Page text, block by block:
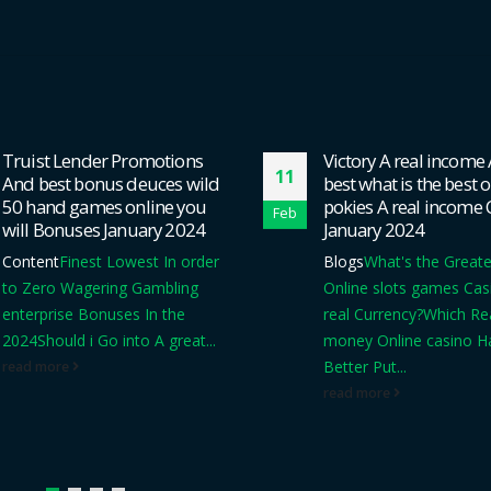
Victory A real income At the
best what is the best online
pokies A real income Casinos
January 2024
BlogsWhat's the Greatest
Online slots games Casino For
real Currency?Which Real
money Online casino Has the
Better Put...
13
Jan
Finest App Fr Making
Random Video Chat
If you've lost more than
$3,000US to any type of
please share your story
the shape on...
read more